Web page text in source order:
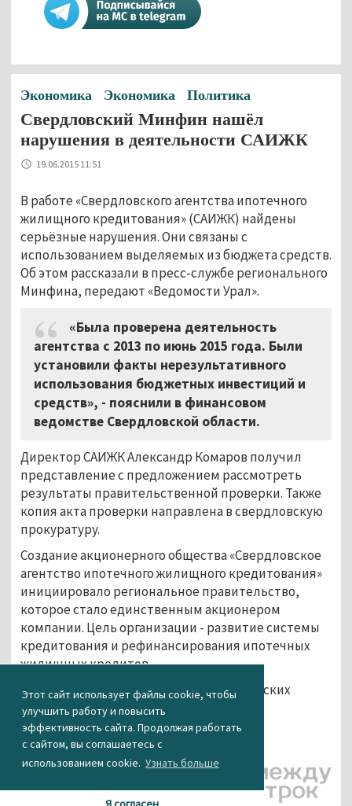
Этот сайт использует файлы cookie, чтобы
улучшить работу и повысить
эффективность сайта. Продолжая работать
с сайтом, вы соглашаетесь с
использованием cookie. Узнать больше
Экономика Экономика Политика
Свердловский Минфин нашёл
нарушения в деятельности САИЖК
19.06.2015 11:51
В работе «Свердловского агентства ипотечного
жилищного кредитования» (САИЖК) найдены
серьёзные нарушения. Они связаны с
использованием выделяемых из бюджета средств.
Об этом рассказали в пресс-службе регионального
Минфина, передают «Ведомости Урал».
«Была проверена деятельность
агентства с 2013 по июнь 2015 года. Были
установили факты нерезультативного
использования бюджетных инвестиций и
средств», - пояснили в финансовом
ведомстве Свердловской области.
Директор САИЖК Александр Комаров получил
представление с предложением рассмотреть
результаты правительственной проверки. Также
копия акта проверки направлена в свердловскую
прокуратуру.
Создание акционерного общества «Свердловское
агентство ипотечного жилищного кредитования»
инициировало региональное правительство,
которое стало единственным акционером
компании. Цель организации - развитие системы
кредитования и рефинансирования ипотечных
жилищных кредитов.
Отделение САИЖК есть во многих уральских
городах, в том числе в Нижнем Тагиле.
Агентство новостей «Между строк»